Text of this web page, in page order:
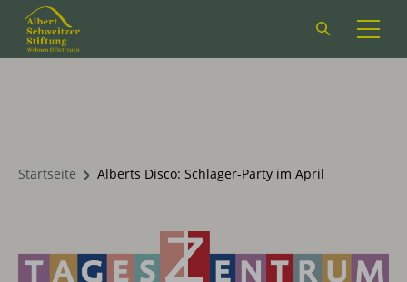
Suchformular
öffnen
Startseite Alberts Disco: Schlager-Party im April